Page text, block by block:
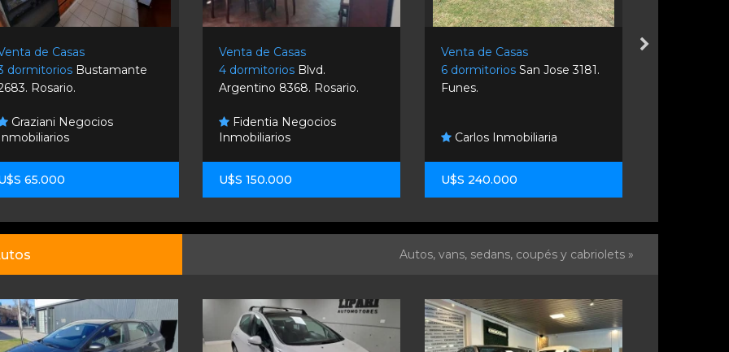
de Casas
dormitorios Bustamante
Rosario.
Graziani Negocios
Inmobiliarios
65.000
Venta de Casas
4 dormitorios Blvd.
Argentino 8368. Rosario.
Fidentia Negocios
Inmobiliarios
U$S 150.000
Venta de Casas
6 dormitoriosSan Jose 3181.
Funes.
Carlos Inmobiliaria
U$S 240.000
Autos, vans, sedans, coupés y cabriolets »